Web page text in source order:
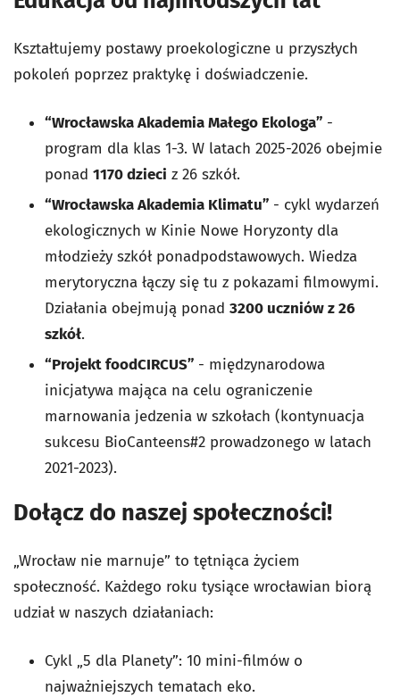
Kształtujemy postawy proekologiczne u przyszłych
pokoleń poprzez praktykę i doświadczenie.
“Wrocławska Akademia Małego Ekologa” -
program dla klas 1-3. W latach 2025-2026 obejmie
ponad 1170 dzieci z 26 szkół.
“Wrocławska Akademia Klimatu” - cykl wydarzeń
ekologicznych w Kinie Nowe Horyzonty dla
młodzieży szkół ponadpodstawowych. Wiedza
merytoryczna łączy się tu z pokazami filmowymi.
Działania obejmują ponad 3200 uczniów z 26
szkół.
“Projekt foodCIRCUS” - międzynarodowa
inicjatywa mająca na celu ograniczenie
marnowania jedzenia w szkołach (kontynuacja
sukcesu BioCanteens#2 prowadzonego w latach
2021-2023).
Dołącz do naszej społeczności!
„Wrocław nie marnuje” to tętniąca życiem
społeczność. Każdego roku tysiące wrocławian biorą
udział w naszych działaniach:
Cykl „5 dla Planety”: 10 mini-filmów o
najważniejszych tematach eko.